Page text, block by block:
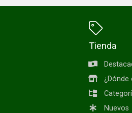
Tienda
¿Dónde
Nuevos